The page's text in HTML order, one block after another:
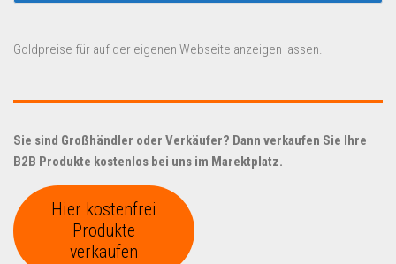
Goldpreise für auf der eigenen Webseite anzeigen lassen.
Sie sind Großhändler oder Verkäufer? Dann verkaufen Sie Ihre
B2B Produkte kostenlos bei uns im Marektplatz.
Hier kostenfrei
Produkte
verkaufen